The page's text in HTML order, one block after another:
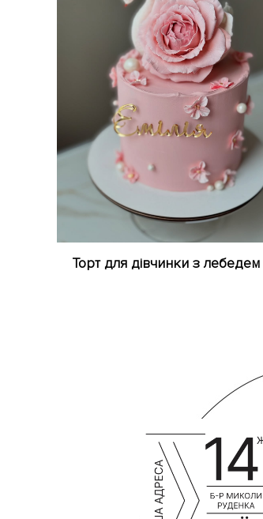
Торт для дівчинки з лебедем